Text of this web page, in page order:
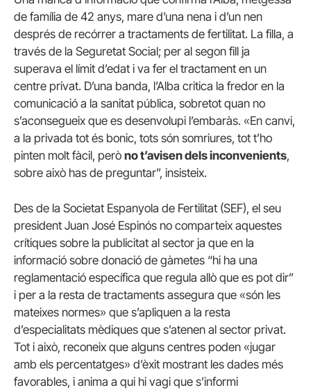
de família de 42 anys, mare d’una nena i d’un nen
després de recórrer a tractaments de fertilitat. La filla, a
través de la Seguretat Social; per al segon fill ja
superava el límit d’edat i va fer el tractament en un
centre privat. D’una banda, l’Alba critica la fredor en la
comunicació a la sanitat pública, sobretot quan no
s’aconsegueix que es desenvolupi l’embaràs. «En canvi,
a la privada tot és bonic, tots són somriures, tot t’ho
pinten molt fàcil, però no t’avisen dels inconvenients,
sobre això has de preguntar”, insisteix.
Des de la Societat Espanyola de Fertilitat (SEF), el seu
president Juan José Espinós no comparteix aquestes
crítiques sobre la publicitat al sector ja que en la
informació sobre donació de gàmetes “hi ha una
reglamentació específica que regula allò que es pot dir”
i per a la resta de tractaments assegura que «són les
mateixes normes» que s’apliquen a la resta
d’especialitats mèdiques que s’atenen al sector privat.
Tot i això, reconeix que alguns centres poden «jugar
amb els percentatges» d’èxit mostrant les dades més
favorables, i anima a qui hi vagi que s’informi